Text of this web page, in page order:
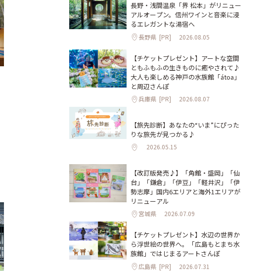
長野・浅間温泉「界 松本」がリニュー
アルオープン。信州ワインと音楽に浸
るエレガントな湯宿へ
長野県 [PR] 2026.08.05
【チケットプレゼント】アートな空間
ともふもふの生きものに癒やされて♪
大人も楽しめる神戸の水族館「átoa」
と周辺さんぽ
兵庫県 [PR] 2026.08.07
【旅先診断】あなたの“いま”にぴった
りな旅先が見つかる♪
2026.05.15
【改訂版発売♪】「角館・盛岡」「仙
台」「鎌倉」「伊豆」「軽井沢」「伊
勢志摩」国内6エリアと海外1エリアが
リニューアル
宮城県 2026.07.09
【チケットプレゼント】水辺の世界か
ら浮世絵の世界へ。「広島もとまち水
族館」ではじまるアートさんぽ
広島県 [PR] 2026.07.31